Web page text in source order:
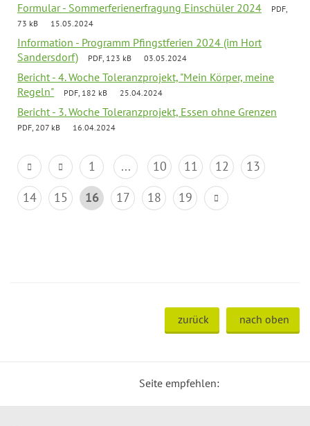
Formular - Sommerferienerfragung Einschüler 2024
PDF,
73 kB
15.05.2024
Information - Programm Pfingstferien 2024 (im Hort
Sandersdorf)
PDF, 123 kB 03.05.2024
Bericht - 4. Woche Toleranzprojekt, "Mein Körper, meine
Regeln"
PDF, 182 kB 25.04.2024
Bericht - 3. Woche Toleranzprojekt, Essen ohne Grenzen
PDF, 207 kB 16.04.2024
1 ... 10 11 12
13
14
15 16 17 18 19
zurück nach oben
Seite empfehlen: